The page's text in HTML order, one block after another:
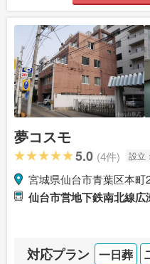
夢コスモ
5.0 (4件) 設立：
宮城県仙台市青葉区本町
仙台市営地下鉄南北線広
対応プラン 一日葬